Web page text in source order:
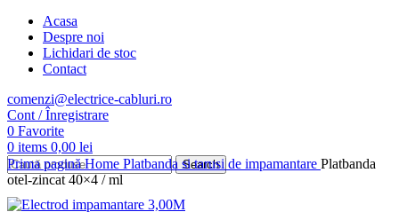
Acasa
Despre noi
Lichidari de stoc
Contact
comenzi@electrice-cabluri.ro
Cont / Înregistrare
0 Favorite
0 items 0,00 lei
Search
Prima paginăHome Platbanda si tarusi de impamantare Platbanda
otel-zincat 40×4 / ml